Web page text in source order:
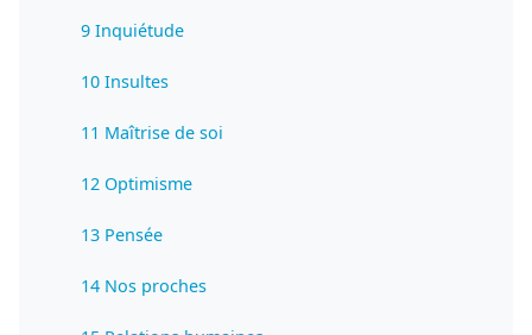
9 Inquiétude
10 Insultes
11 Maîtrise de soi
12 Optimisme
13 Pensée
14 Nos proches